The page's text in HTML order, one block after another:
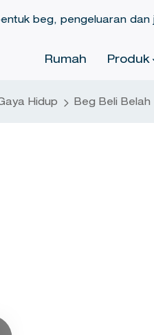
beg, pengeluaran dan
Rumah Produk
Hidup Beg Beli Belah